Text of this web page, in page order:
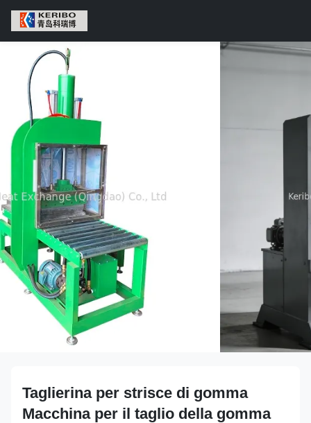
Taglierina per strisce di gomma
Macchina per il taglio della gomma